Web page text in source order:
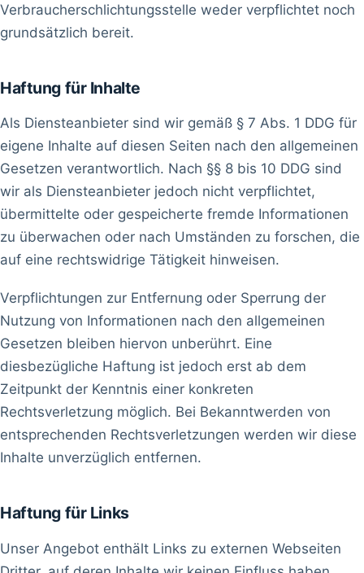
Verbraucherschlichtungsstelle weder verpflichtet noch
grundsätzlich bereit.
Haftung für Inhalte
Als Diensteanbieter sind wir gemäß § 7 Abs. 1 DDG für
eigene Inhalte auf diesen Seiten nach den allgemeinen
Gesetzen verantwortlich. Nach §§ 8 bis 10 DDG sind
wir als Diensteanbieter jedoch nicht verpflichtet,
übermittelte oder gespeicherte fremde Informationen
zu überwachen oder nach Umständen zu forschen, die
auf eine rechtswidrige Tätigkeit hinweisen.
Verpflichtungen zur Entfernung oder Sperrung der
Nutzung von Informationen nach den allgemeinen
Gesetzen bleiben hiervon unberührt. Eine
diesbezügliche Haftung ist jedoch erst ab dem
Zeitpunkt der Kenntnis einer konkreten
Rechtsverletzung möglich. Bei Bekanntwerden von
entsprechenden Rechtsverletzungen werden wir diese
Inhalte unverzüglich entfernen.
Haftung für Links
Unser Angebot enthält Links zu externen Webseiten